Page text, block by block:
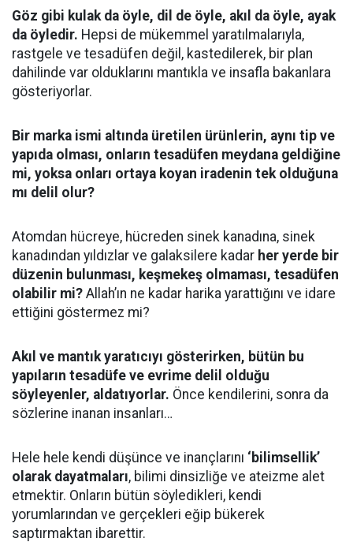
Göz gibi kulak da öyle, dil de öyle, akıl da öyle, ayak
da öyledir. Hepsi de mükemmel yaratılmalarıyla,
rastgele ve tesadüfen değil, kastedilerek, bir plan
dahilinde var olduklarını mantıkla ve insafla bakanlara
gösteriyorlar.
Bir marka ismi altında üretilen ürünlerin, aynı tip ve
yapıda olması, onların tesadüfen meydana geldiğine
mi, yoksa onları ortaya koyan iradenin tek olduğuna
mı delil olur?
Atomdan hücreye, hücreden sinek kanadına, sinek
kanadından yıldızlar ve galaksilere kadar her yerde bir
düzenin bulunması, keşmekeş olmaması, tesadüfen
olabilir mi? Allah’ın ne kadar harika yarattığını ve idare
ettiğini göstermez mi?
Akıl ve mantık yaratıcıyı gösterirken, bütün bu
yapıların tesadüfe ve evrime delil olduğu
söyleyenler, aldatıyorlar. Önce kendilerini, sonra da
sözlerine inanan insanları…
Hele hele kendi düşünce ve inançlarını ‘bilimsellik’
olarak dayatmaları, bilimi dinsizliğe ve ateizme alet
etmektir. Onların bütün söyledikleri, kendi
yorumlarından ve gerçekleri eğip bükerek
saptırmaktan ibarettir.